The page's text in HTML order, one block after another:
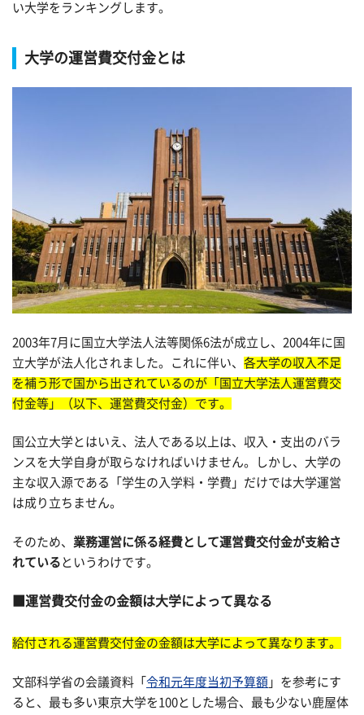
い大学をランキングします。
大学の運営費交付金とは
2003年7月に国立大学法人法等関係6法が成立し、2004年に国
立大学が法人化されました。これに伴い、 各大学の収入不足
を補う形で国から出されているのが「国立大学法人運営費交
付金等」（以下、運営費交付金）です。
国公立大学とはいえ、法人である以上は、収入・支出のバラ
ンスを大学自身が取らなければいけません。しかし、大学の
主な収入源である「学生の入学料・学費」だけでは大学運営
は成り立ちません。
そのため、 業務運営に係る経費として運営費交付金が支給さ
れている というわけです。
運営費交付金の金額は大学によって異なる
給付される運営費交付金の金額は大学によって異なります。
文部科学省の会議資料「 令和元年度当初予算額 」を参考にす
ると、最も多い東京大学を100とした場合、最も少ない鹿屋体